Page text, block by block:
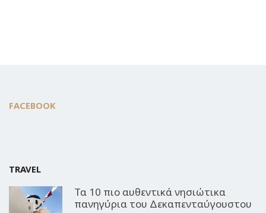
FACEBOOK
TRAVEL
Τα 10 πιο αυθεντικά νησιώτικα
πανηγύρια του Δεκαπενταύγουστου